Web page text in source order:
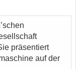
präsentiert
auf der